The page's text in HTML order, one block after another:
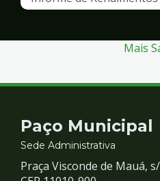
Mais
Contato
e
Paço Municipal
Sede Administrativa
Praça Visconde de Mauá,